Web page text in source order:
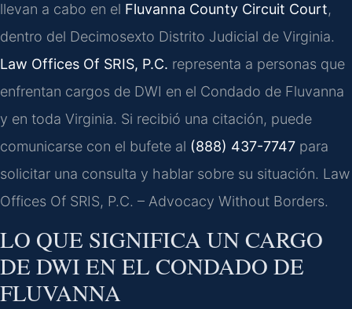
llevan a cabo en el Fluvanna County Circuit Court,
dentro del Decimosexto Distrito Judicial de Virginia.
Law Offices Of SRIS, P.C. representa a personas que
enfrentan cargos de DWI en el Condado de Fluvanna
y en toda Virginia. Si recibió una citación, puede
comunicarse con el bufete al (888) 437-7747 para
solicitar una consulta y hablar sobre su situación. Law
Offices Of SRIS, P.C. – Advocacy Without Borders.
LO QUE SIGNIFICA UN CARGO
DE DWI EN EL CONDADO DE
FLUVANNA